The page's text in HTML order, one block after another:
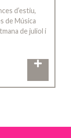
d’estiu,
de Música
de juliol i